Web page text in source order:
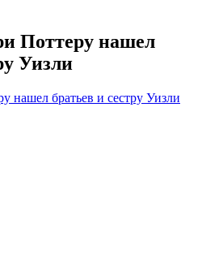
Поттеру нашел
Уизли
нашел братьев и сестру Уизли